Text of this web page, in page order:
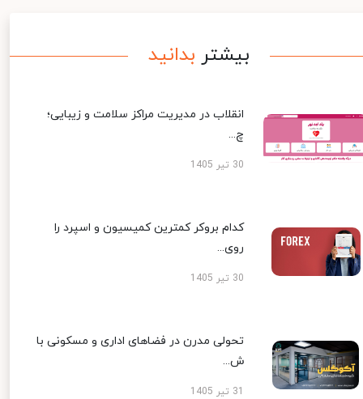
بیشتر بدانید
انقلاب در مدیریت مراکز سلامت و زیبایی؛
چ...
30 تیر 1405
کدام بروکر کمترین کمیسیون و اسپرد را
روی...
30 تیر 1405
تحولی مدرن در فضاهای اداری و مسکونی با
ش...